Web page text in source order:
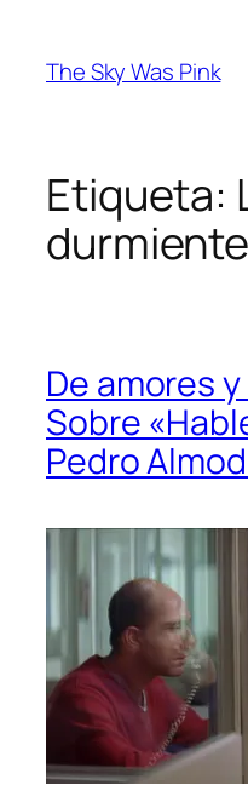
contenido
The Sky Was Pink
Etiqueta:
durmiente
De amores
Sobre
Pedro